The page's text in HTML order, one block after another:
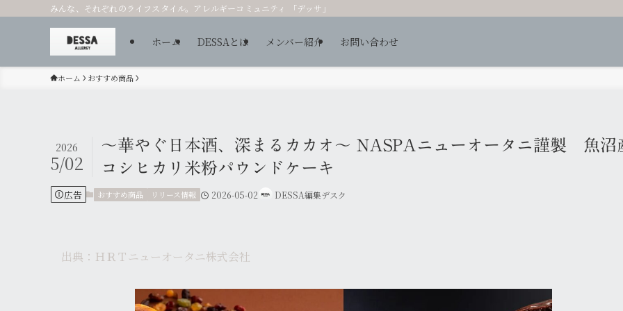
みんな、それぞれのライフスタイル。アレルギーコミュニティ 「デッサ」
ホーム DESSAとは メンバー紹介 お問い合わせ
ホーム おすすめ商品
～華やぐ日本酒、深まるカカオ～ NASPAニューオータニ謹製 魚沼
コシヒカリ米粉パウンドケーキ
2026
5/02
広告 おすすめ商品 リリース情報 2026-05-02 DESSA編集デスク
出典：ＨＲＴニューオータニ株式会社